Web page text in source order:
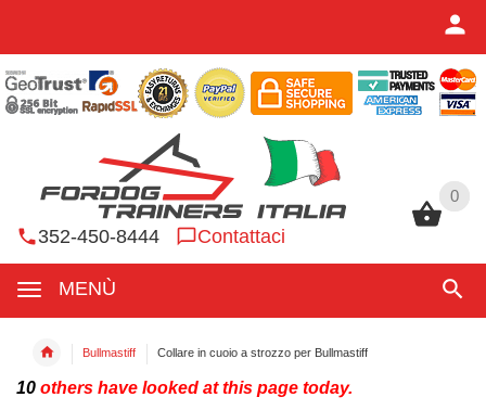
0
352-450-8444 Contattaci
MENÙ
0
Bullmastiff Collare in cuoio a strozzo per Bullmastiff
10 others have looked at this page today.